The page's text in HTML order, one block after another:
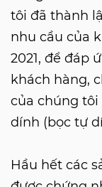
tôi đã thành
nhu cầu của
2021, để đáp
khách hàng,
của chúng tôi
dính (bọc tự
Hầu hết các